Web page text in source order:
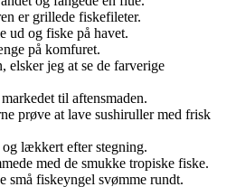
er grillede fiskefileter.
ud og fiske på havet.
på komfuret.
elsker jeg at se de farverige
til aftensmaden.
prøve at lave sushiruller med frisk
lækkert efter stegning.
med de smukke tropiske fiske.
små fiskeyngel svømme rundt.